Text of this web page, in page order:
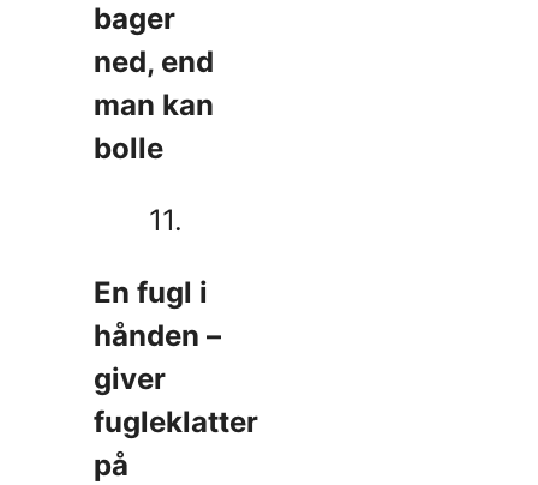
bager
ned, end
man kan
bolle
11.
En fugl i
hånden –
giver
fugleklatter
på